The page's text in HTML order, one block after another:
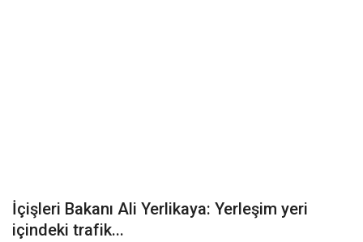
İletişim
İçişleri Bakanı Ali Yerlikaya: Yerleşim yeri
içindeki trafik...